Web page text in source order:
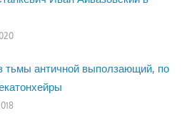
тьмы античной выползающий, по